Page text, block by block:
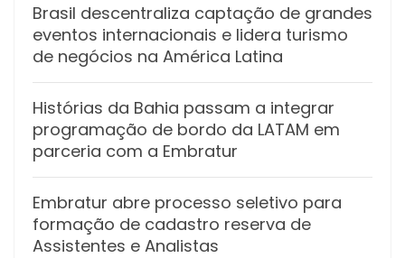
Brasil descentraliza captação de grandes
eventos internacionais e lidera turismo
de negócios na América Latina
Histórias da Bahia passam a integrar
programação de bordo da LATAM em
parceria com a Embratur
Embratur abre processo seletivo para
formação de cadastro reserva de
Assistentes e Analistas